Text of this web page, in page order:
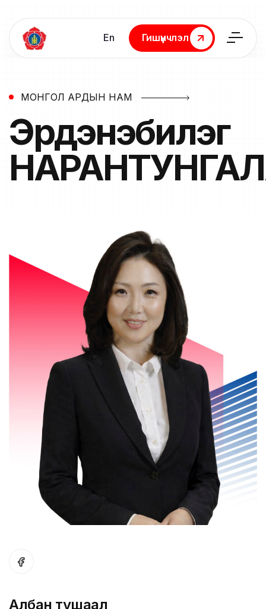
En
Гишүүнчлэл
Гишүүнчлэл
МОНГОЛ АРДЫН НАМ
Эрдэнэбилэг
Албан тушаал